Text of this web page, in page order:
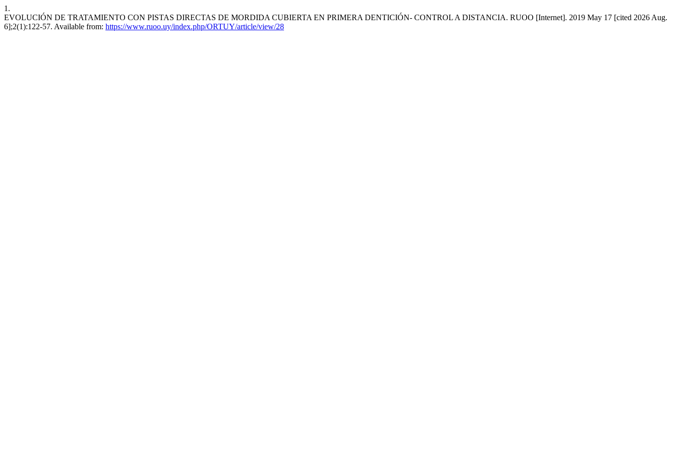
1.
EVOLUCIÓN DE TRATAMIENTO CON PISTAS DIRECTAS DE MORDIDA CUBIERTA EN PRIMERA DENTICIÓN- CONTROL A DISTANCIA. RUOO [Internet]. 2019 May 17 [cited 2026 Aug.
6];2(1):122-57. Available from: https://www.ruoo.uy/index.php/ORTUY/article/view/28